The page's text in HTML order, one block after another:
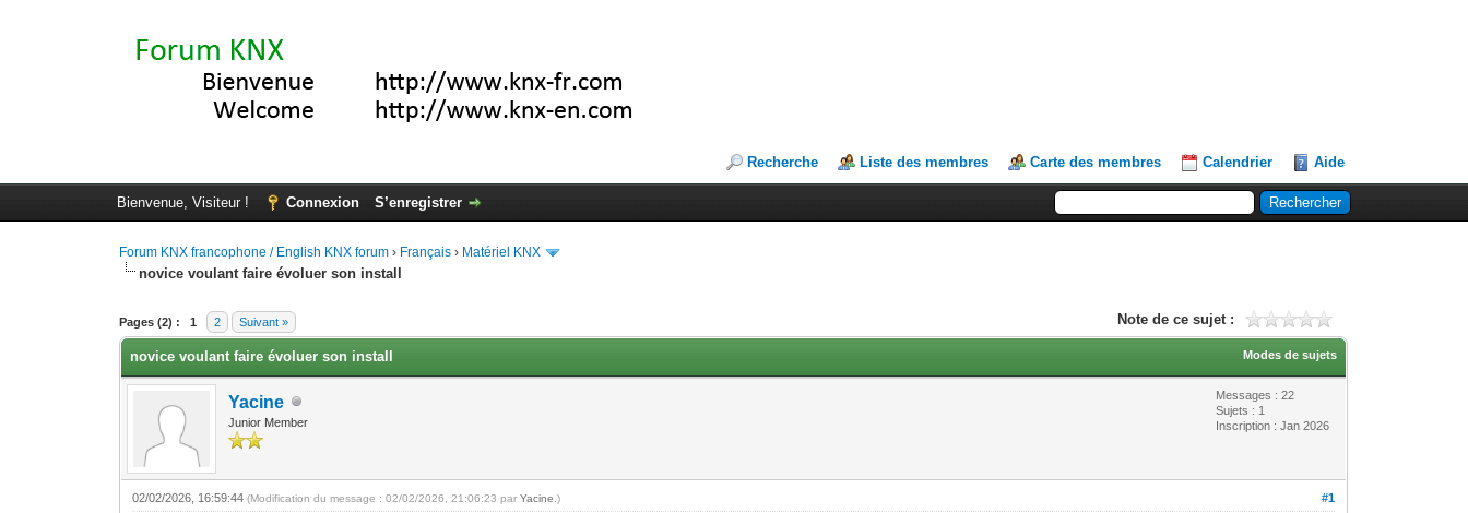
Recherche Liste des membres Carte des membres Calendrier Aide
Bienvenue, Visiteur ! Connexion S’enregistrer
Forum KNX francophone / English KNX forum › Français › Matériel KNX
novice voulant faire évoluer son install
Pages (2) : 1 2 Suivant » Note de ce sujet :
Moyenne : 0 (0 vote(s))
1
2
3
4
5
Modes de sujets
novice voulant faire évoluer son install
Yacine
Junior Member
Messages : 22
Sujets : 1
Inscription : Jan 2026
#1
02/02/2026, 16:59:44(Modification du message : 02/02/2026, 21:06:23 parYacine .)